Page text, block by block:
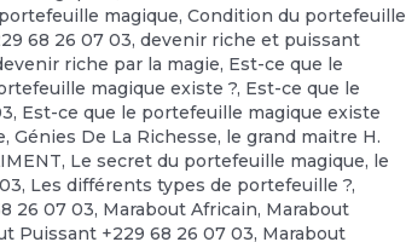
magique,Condition du portefeuille
68 26 07 03,devenir riche et puissant
riche par la magie, Est-ce que le
magique existe ?, Est-ce que le
, Est-ce que le portefeuille magique existe
,Génies De La Richesse, le grand maitre H.
, Le secret du portefeuille magique, le
, Les différents types de portefeuille ?,
26 07 03, Marabout Africain, Marabout
Puissant +229 68 26 07 03, Marabout